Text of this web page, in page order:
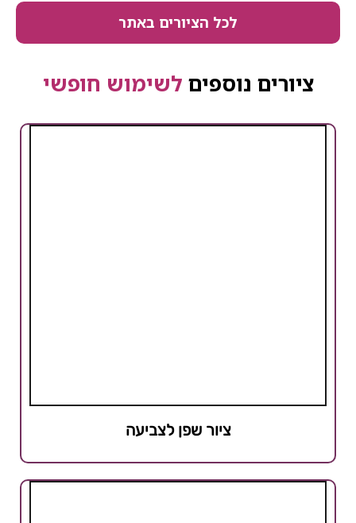
לכל הציורים באתר
ציורים נוספים לשימוש חופשי
ציור שפן לצביעה